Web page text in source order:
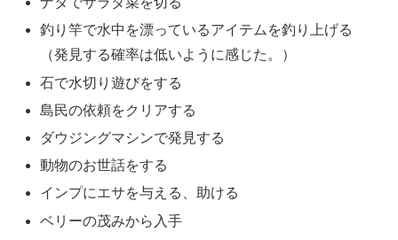
釣り竿で水中を漂っているアイテムを釣り上げる
（発見する確率は低いように感じた。）
石で水切り遊びをする
島民の依頼をクリアする
ダウジングマシンで発見する
動物のお世話をする
インプにエサを与える、助ける
ベリーの茂みから入手